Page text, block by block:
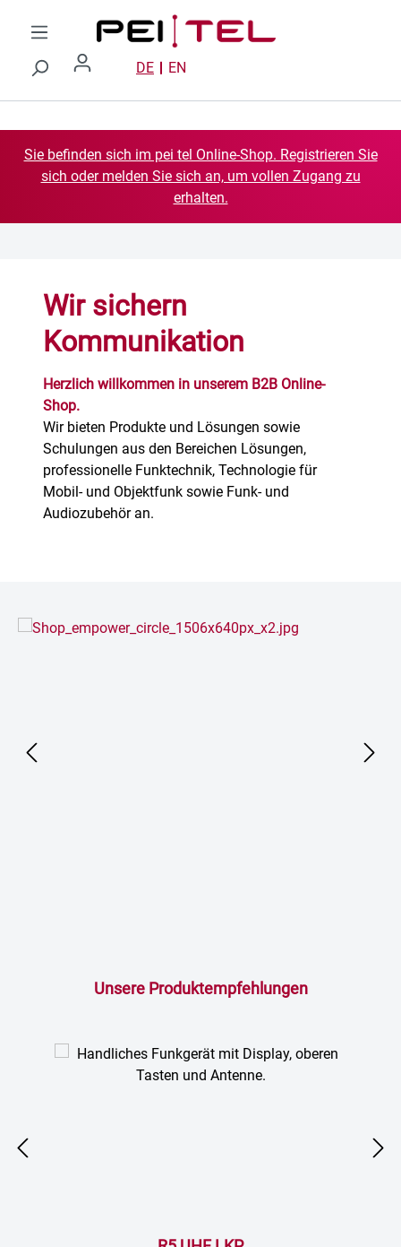
Zum Hauptinhalt springen
DE EN
Sie befinden sich im pei tel Online-Shop. Registrieren Sie
sich oder melden Sie sich an, um vollen Zugang zu
erhalten.
Wir sichern
Kommunikation
Herzlich willkommen in unserem B2B Online-
Shop.
Wir bieten Produkte und Lösungen sowie
Schulungen aus den Bereichen Lösungen,
professionelle Funktechnik, Technologie für
Mobil- und Objektfunk sowie Funk- und
Audiozubehör an.
Bildergalerie überspringen
Produktgalerie überspringen
Unsere Produktempfehlungen